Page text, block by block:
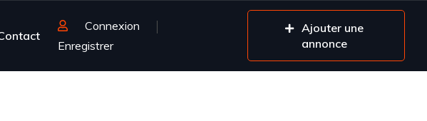
Connexion
Enregistrer
Ajouter une
annonce